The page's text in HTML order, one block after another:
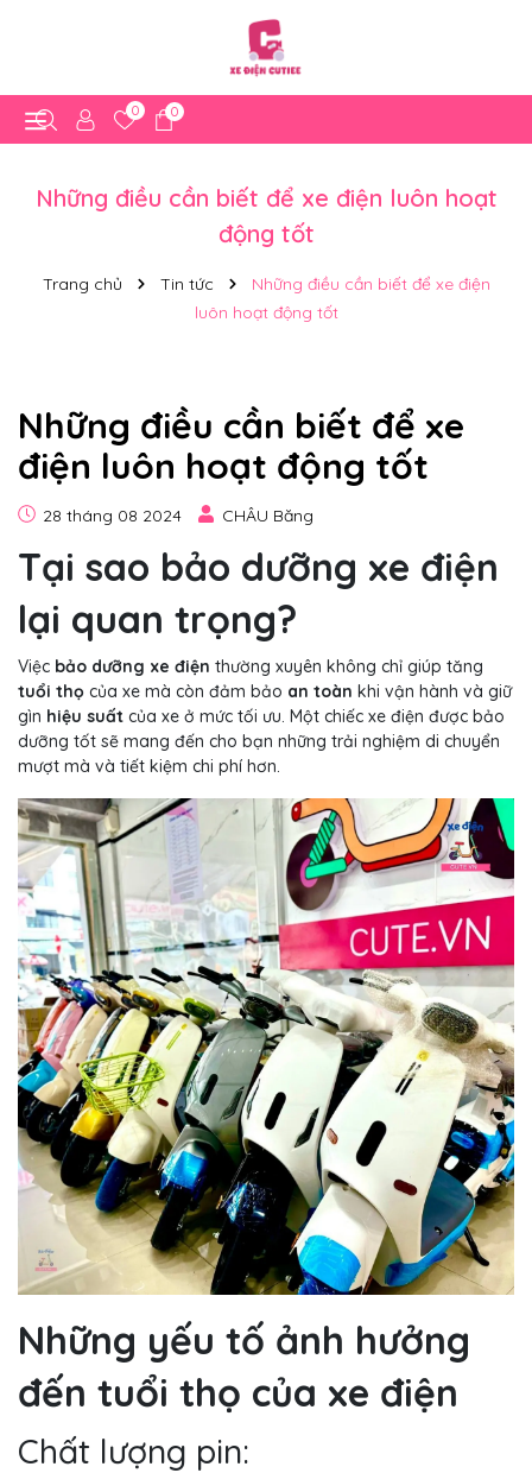
0 0
Những điều cần biết để xe điện luôn hoạt
động tốt
Trang chủ Tin tức
Những điều cần biết để xe điện
luôn hoạt động tốt
Những điều cần biết để xe
điện luôn hoạt động tốt
28 tháng 08 2024 CHÂU Băng
Tại sao bảo dưỡng xe điện
lại quan trọng?
Việc bảo dưỡng xe điện thường xuyên không chỉ giúp tăng
tuổi thọ của xe mà còn đảm bảo an toàn khi vận hành và giữ
gìn hiệu suất của xe ở mức tối ưu. Một chiếc xe điện được bảo
dưỡng tốt sẽ mang đến cho bạn những trải nghiệm di chuyển
mượt mà và tiết kiệm chi phí hơn.
Những yếu tố ảnh hưởng
đến tuổi thọ của xe điện
Chất lượng pin: